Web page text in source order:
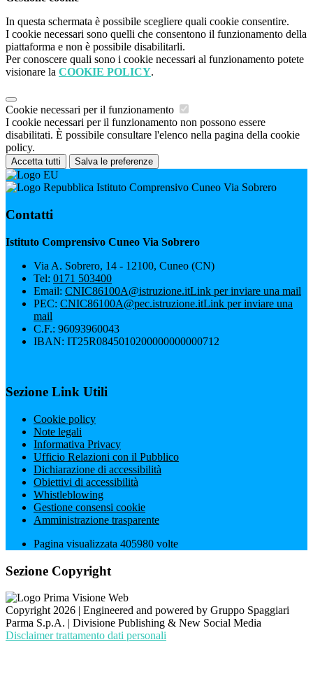
In questa schermata è possibile scegliere quali cookie consentire.
I cookie necessari sono quelli che consentono il funzionamento della
piattaforma e non è possibile disabilitarli.
Per conoscere quali sono i cookie necessari al funzionamento potete
visionare la COOKIE POLICY.
Cookie necessari per il funzionamento
I cookie necessari per il funzionamento non possono essere
disabilitati. È possibile consultare l'elenco nella pagina della cookie
policy.
Accetta tutti Salva le preferenze
Istituto Comprensivo Cuneo Via Sobrero
Contatti
Istituto Comprensivo Cuneo Via Sobrero
Via A. Sobrero, 14 - 12100, Cuneo (CN)
Tel: 0171 503400
Email: CNIC86100A@istruzione.itLink per inviare una mail
PEC: CNIC86100A@pec.istruzione.itLink per inviare una
mail
C.F.: 96093960043
IBAN: IT25R0845010200000000000712
Sezione Link Utili
Cookie policy
Note legali
Informativa Privacy
Ufficio Relazioni con il Pubblico
Dichiarazione di accessibilità
Obiettivi di accessibilità
Whistleblowing
Gestione consensi cookie
Amministrazione trasparente
Pagina visualizzata 405980 volte
Sezione Copyright
Copyright 2026 | Engineered and powered by Gruppo Spaggiari
Parma S.p.A. | Divisione Publishing & New Social Media
Disclaimer trattamento dati personali